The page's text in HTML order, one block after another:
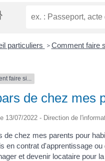
particuliers > Comment faire
faire si...
de chez mes
13/07/2022 - Direction de
de chez mes parents pour
en contrat d'apprentissage
et devenir locataire pour